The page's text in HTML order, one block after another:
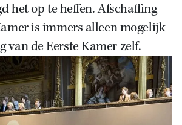
Zoek
het op te heffen. Afschaffing
is immers alleen mogelijk
van de Eerste Kamer zelf.